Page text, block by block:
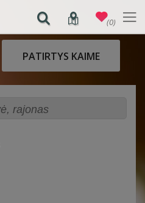
PATIRTYS KAIME
(0)